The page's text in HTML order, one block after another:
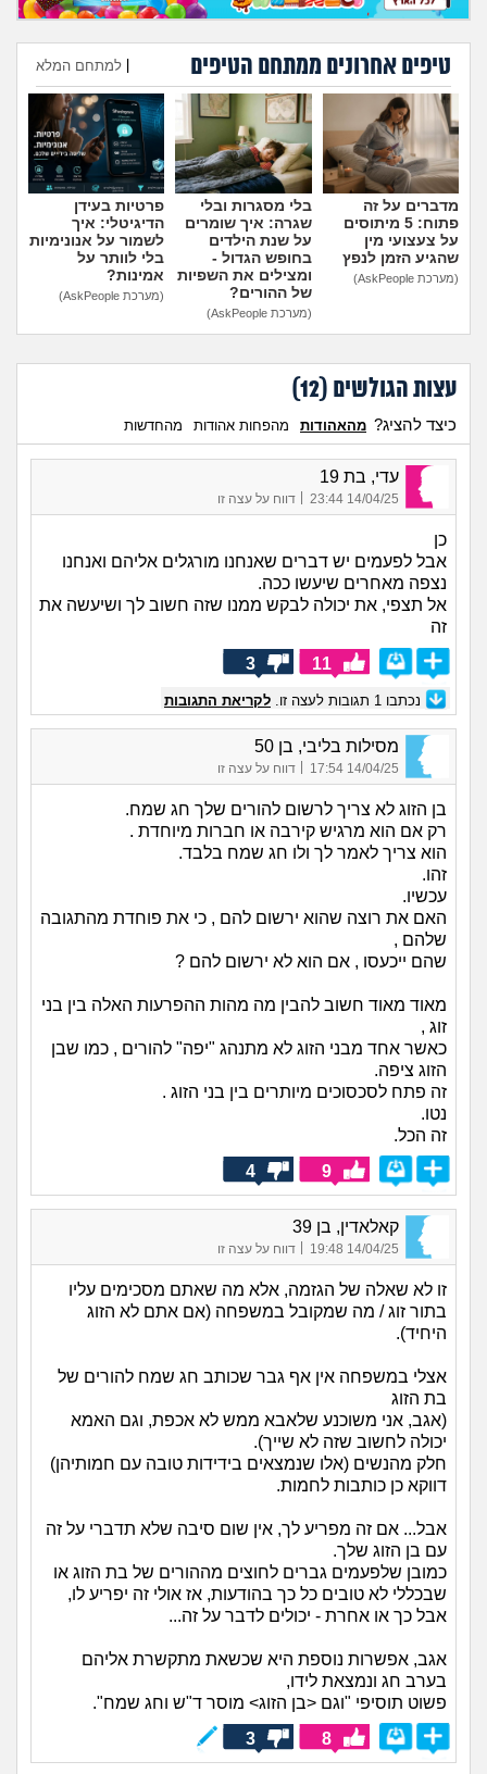
מה שעובר עליי
שומרים על הגוף
פיננסי וכלכלה
בין הסדינים
חיות מחמד
יוקר המחיה
טיפים אחרונים ממתחם הטיפים למתחם המלא
הוספת טיפ
מדברים על זה
פתוח: 5 מיתוסים
על צעצועי מין
שהגיע הזמן לנפץ
(מערכת AskPeople)
בלי מסגרות ובלי
שגרה: איך שומרים
על שנת הילדים
בחופש הגדול -
ומצילים את השפיות
של ההורים?
(מערכת AskPeople)
פרטיות בעידן
הדיגיטלי: איך
לשמור על אנונימיות
בלי לוותר על
אמינות?
(מערכת AskPeople)
עצות הגולשים (12
)
כיצד להציג? מהאהודות מהפחות אהודות מהחדשות
עדי, בת 19
14/04/25 23:44 דווח על עצה זו
כן
אבל לפעמים יש דברים שאנחנו מורגלים אליהם ואנחנו
נצפה מאחרים שיעשו ככה.
אל תצפי, את יכולה לבקש ממנו שזה חשוב לך ושיעשה את
זה
11
3
נכתבו 1 תגובות לעצה זו. לקריאת התגובות
מסילות בליבי, בן 50
14/04/25 17:54
| דווח על עצה זו
בן הזוג לא צריך לרשום להורים שלך חג שמח.
רק אם הוא מרגיש קירבה או חברות מיוחדת .
הוא צריך לאמר לך ולו חג שמח בלבד.
זהו.
עכשיו.
האם את רוצה שהוא ירשום להם , כי את פוחדת מהתגובה
שלהם ,
שהם ייכעסו , אם הוא לא ירשום להם ?
מאוד מאוד חשוב להבין מה מהות ההפרעות האלה בין בני
זוג ,
כאשר אחד מבני הזוג לא מתנהג "יפה" להורים , כמו שבן
הזוג ציפה.
זה פתח לסכסוכים מיותרים בין בני הזוג .
נטו.
זה הכל.
9
4
קאלאדין, בן 39
14/04/25 19:48
| דווח על עצה זו
זו לא שאלה של הגזמה, אלא מה שאתם מסכימים עליו
בתור זוג / מה שמקובל במשפחה (אם אתם לא הזוג
היחיד).
אצלי במשפחה אין אף גבר שכותב חג שמח להורים של
בת הזוג
(אגב, אני משוכנע שלאבא ממש לא אכפת, וגם האמא
יכולה לחשוב שזה לא שייך).
חלק מהנשים (אלו שנמצאים בידידות טובה עם חמותיהן)
דווקא כן כותבות לחמות.
אבל... אם זה מפריע לך, אין שום סיבה שלא תדברי על זה
עם בן הזוג שלך.
כמובן שלפעמים גברים לחוצים מההורים של בת הזוג או
שבכללי לא טובים כל כך בהודעות, אז אולי זה יפריע לו,
אבל כך או אחרת - יכולים לדבר על זה...
אגב, אפשרות נוספת היא שכשאת מתקשרת אליהם
בערב חג ונמצאת לידו,
פשוט תוסיפי "וגם <בן הזוג> מוסר ד"ש וחג שמח".
8
3